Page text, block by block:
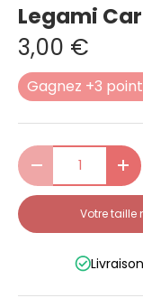
Legami
3,00 €
Gagnez +3
Qty
-
+
Votre taille